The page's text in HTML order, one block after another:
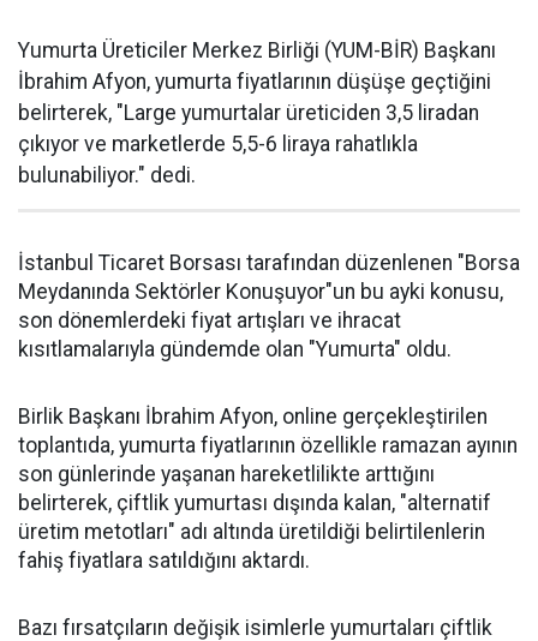
Yumurta Üreticiler Merkez Birliği (YUM-BİR) Başkanı
İbrahim Afyon, yumurta fiyatlarının düşüşe geçtiğini
belirterek, "Large yumurtalar üreticiden 3,5 liradan
çıkıyor ve marketlerde 5,5-6 liraya rahatlıkla
bulunabiliyor." dedi.
İstanbul Ticaret Borsası tarafından düzenlenen "Borsa
Meydanında Sektörler Konuşuyor"un bu ayki konusu,
son dönemlerdeki fiyat artışları ve ihracat
kısıtlamalarıyla gündemde olan "Yumurta" oldu.
Birlik Başkanı İbrahim Afyon, online gerçekleştirilen
toplantıda, yumurta fiyatlarının özellikle ramazan ayının
son günlerinde yaşanan hareketlilikte arttığını
belirterek, çiftlik yumurtası dışında kalan, "alternatif
üretim metotları" adı altında üretildiği belirtilenlerin
fahiş fiyatlara satıldığını aktardı.
Bazı fırsatçıların değişik isimlerle yumurtaları çiftlik